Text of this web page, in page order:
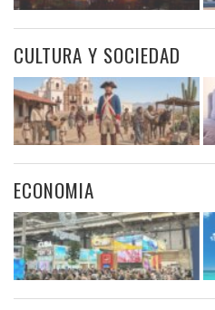
CULTURA Y SOCIEDAD
ECONOMIA